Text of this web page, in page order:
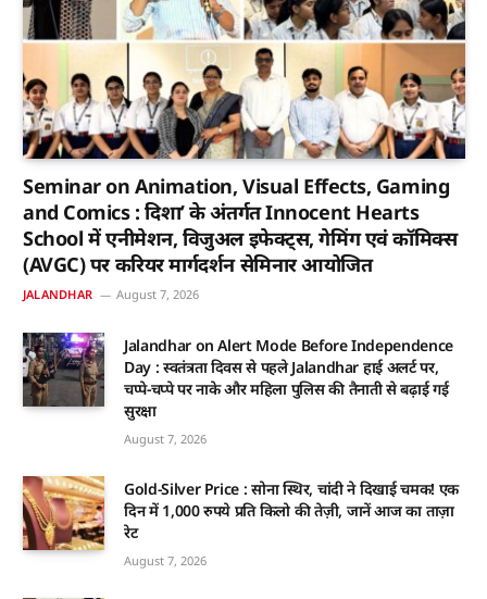
Seminar on Animation, Visual Effects, Gaming
and Comics : दिशा’ के अंतर्गत Innocent Hearts
School में एनीमेशन, विजुअल इफेक्ट्स, गेमिंग एवं कॉमिक्स
(AVGC) पर करियर मार्गदर्शन सेमिनार आयोजित
JALANDHAR August 7, 2026
Jalandhar on Alert Mode Before Independence
Day : स्वतंत्रता दिवस से पहले Jalandhar हाई अलर्ट पर,
चप्पे-चप्पे पर नाके और महिला पुलिस की तैनाती से बढ़ाई गई
सुरक्षा
August 7, 2026
Gold-Silver Price : सोना स्थिर, चांदी ने दिखाई चमक! एक
दिन में 1,000 रुपये प्रति किलो की तेज़ी, जानें आज का ताज़ा
रेट
August 7, 2026